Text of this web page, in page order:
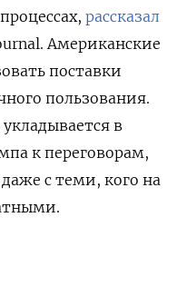
рассказал
Американские
поставки
пользования.
в
к переговорам,
с теми, кого на